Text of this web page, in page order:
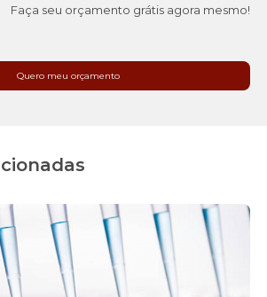
Faça seu orçamento grátis agora mesmo!
Quero meu orçamento